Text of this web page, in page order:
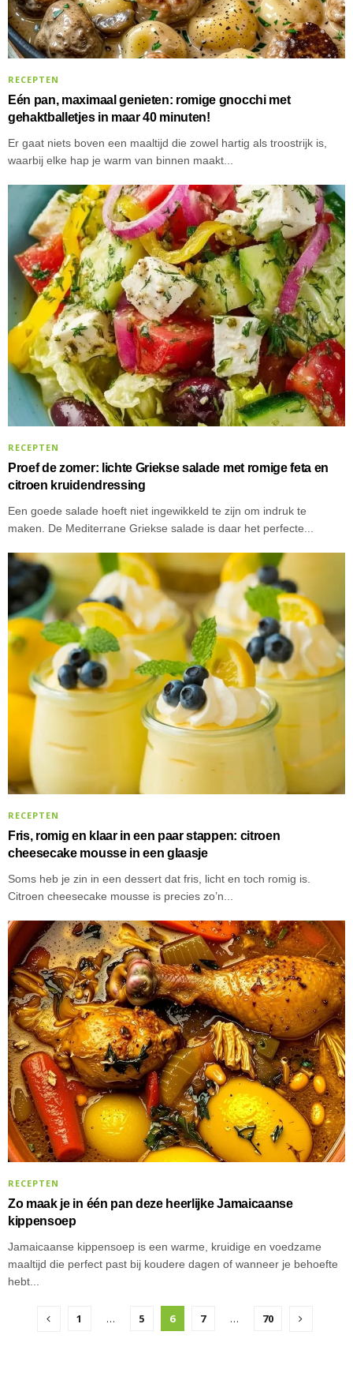
RECEPTEN
Eén pan, maximaal genieten: romige gnocchi met
gehaktballetjes in maar 40 minuten!
Er gaat niets boven een maaltijd die zowel hartig als troostrijk is,
waarbij elke hap je warm van binnen maakt...
RECEPTEN
Proef de zomer: lichte Griekse salade met romige feta en
citroen kruidendressing
Een goede salade hoeft niet ingewikkeld te zijn om indruk te
maken. De Mediterrane Griekse salade is daar het perfecte...
RECEPTEN
Fris, romig en klaar in een paar stappen: citroen
cheesecake mousse in een glaasje
Soms heb je zin in een dessert dat fris, licht en toch romig is.
Citroen cheesecake mousse is precies zo’n...
RECEPTEN
Zo maak je in één pan deze heerlijke Jamaicaanse
kippensoep
Jamaicaanse kippensoep is een warme, kruidige en voedzame
maaltijd die perfect past bij koudere dagen of wanneer je behoefte
hebt...
1 … 5 6 7 … 70